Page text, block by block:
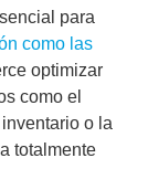
para
como las
optimizar
como el
o la
totalmente